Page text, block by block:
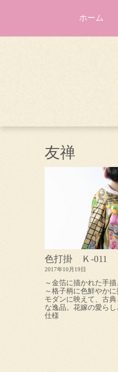
ホーム
友禅
色打掛 Ｋ-011
2017年10月19日
～金箔に描かれた手
～格子柄に色鮮やか
モダンに映えて、古
な逸品。花嫁の愛らし
仕様